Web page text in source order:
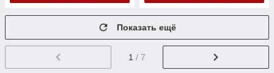
Показать ещё
1 / 7